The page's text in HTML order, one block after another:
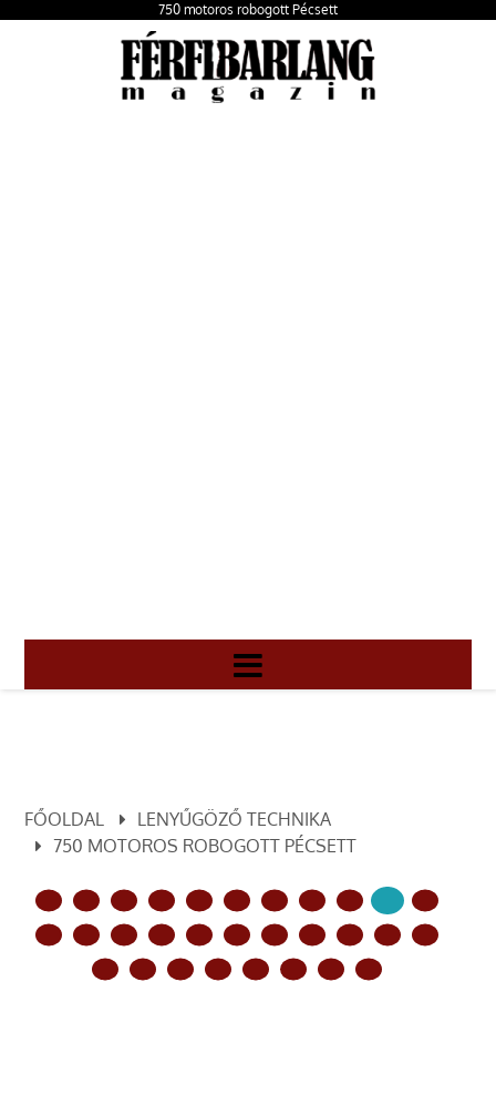
750 motoros robogott Pécsett
FŐOLDAL
LENYŰGÖZŐ TECHNIKA
750 MOTOROS ROBOGOTT PÉCSETT